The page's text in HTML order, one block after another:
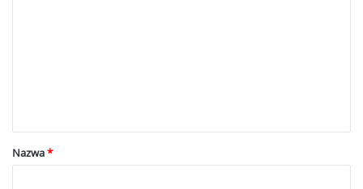
a
rNazwa*